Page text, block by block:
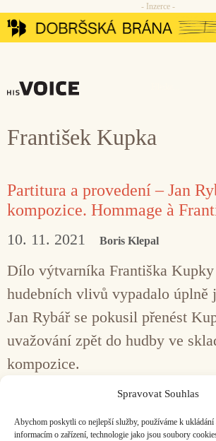
Spravovat Souhlas
Abychom poskytli co nejlepší služby, používáme k ukládání
informacím o zařízení, technologie jako jsou soubory
Přeskočit
na
- Inzerce -
František Kupka
Partitura a provedení – Jan
kompozice. Hommage à
10. 11. 2021 Boris Klepal
Dílo výtvarníka Františka Kupky
hudebních vlivů vypadalo úplně
Jan Rybář se pokusil přenést
uvažování zpět do hudby ve
kompozice.